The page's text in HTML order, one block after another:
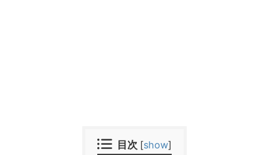
目次 [show]